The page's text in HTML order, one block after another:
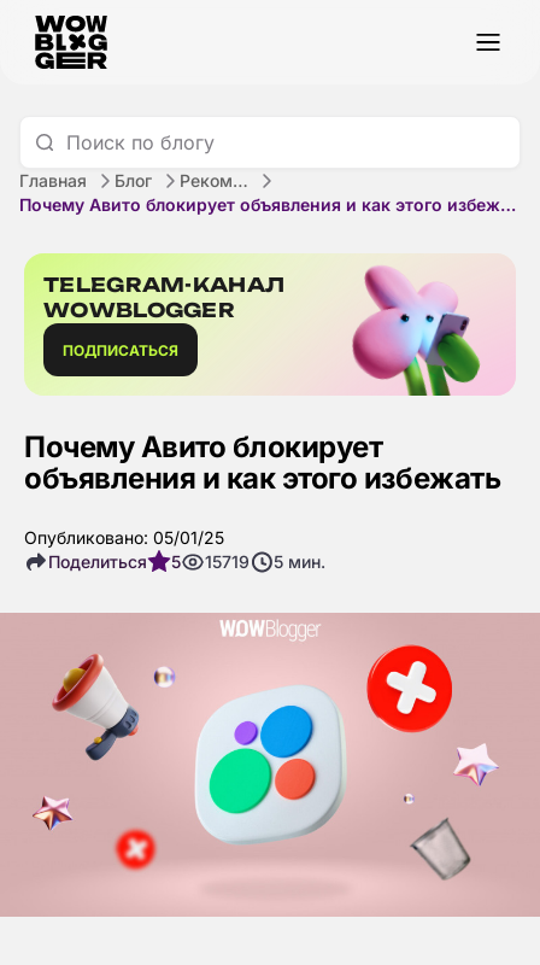
Главная Блог
Рекомендации
Почему Авито блокирует объявления и как этого избежать
TELEGRAM-КАНАЛ
WOWBLOGGER
ПОДПИСАТЬСЯ
Почему Авито блокирует
объявления и как этого избежать
Опубликовано: 05/01/25
Поделиться
5 15719 5 мин.